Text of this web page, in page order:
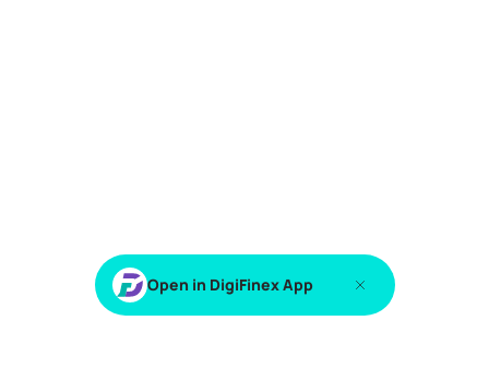
Open in DigiFinex App